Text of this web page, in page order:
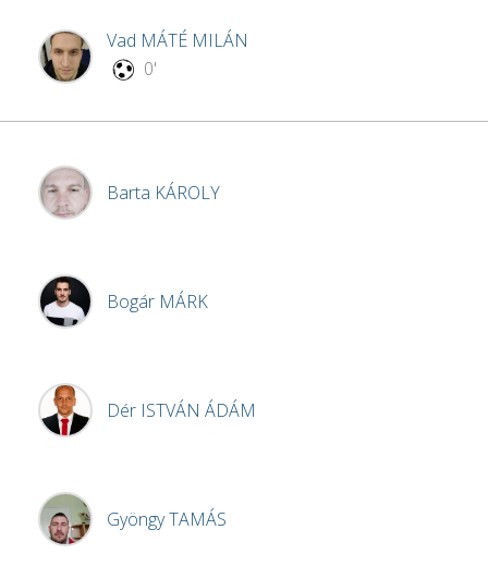
Vad MÁTÉ MILÁN
0'
Barta KÁROLY
Bogár MÁRK
Dér ISTVÁN ÁDÁM
GyöngyTAMÁS